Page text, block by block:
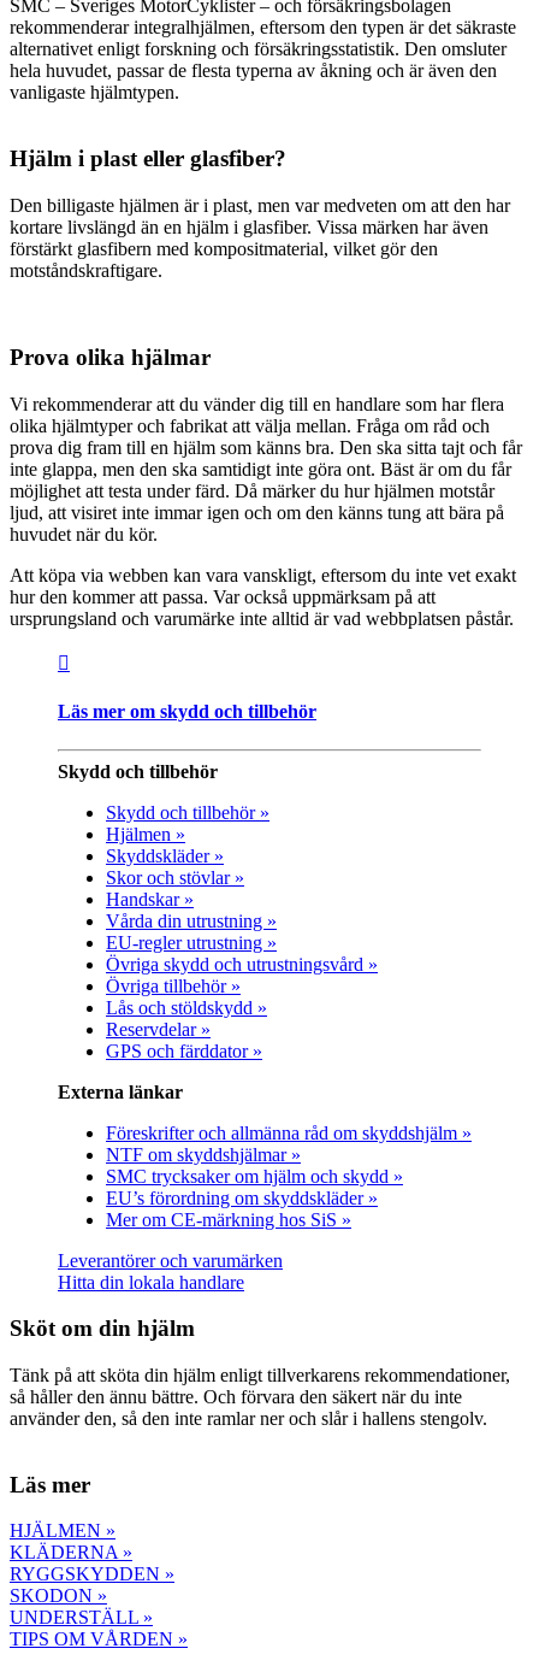
SMC – Sveriges MotorCyklister – och försäkringsbolagen
rekommenderar integralhjälmen, eftersom den typen är det säkraste
alternativet enligt forskning och försäkringsstatistik. Den omsluter
hela huvudet, passar de flesta typerna av åkning och är även den
vanligaste hjälmtypen.
Hjälm i plast eller glasfiber?
Den billigaste hjälmen är i plast, men var medveten om att den har
kortare livslängd än en hjälm i glasfiber. Vissa märken har även
förstärkt glasfibern med kompositmaterial, vilket gör den
motståndskraftigare.
Prova olika hjälmar
Vi rekommenderar att du vänder dig till en handlare som har flera
olika hjälmtyper och fabrikat att välja mellan. Fråga om råd och
prova dig fram till en hjälm som känns bra. Den ska sitta tajt och får
inte glappa, men den ska samtidigt inte göra ont. Bäst är om du får
möjlighet att testa under färd. Då märker du hur hjälmen motstår
ljud, att visiret inte immar igen och om den känns tung att bära på
huvudet när du kör.
Att köpa via webben kan vara vanskligt, eftersom du inte vet exakt
hur den kommer att passa. Var också uppmärksam på att
ursprungsland och varumärke inte alltid är vad webbplatsen påstår.
Läs mer om skydd och tillbehör
Skydd och tillbehör
Skydd och tillbehör »
Hjälmen »
Skyddskläder »
Skor och stövlar »
Handskar »
Vårda din utrustning »
EU-regler utrustning »
Övriga skydd och utrustningsvård »
Övriga tillbehör »
Lås och stöldskydd »
Reservdelar »
GPS och färddator »
Externa länkar
Föreskrifter och allmänna råd om skyddshjälm »
NTF om skyddshjälmar »
SMC trycksaker om hjälm och skydd »
EU’s förordning om skyddskläder »
Mer om CE-märkning hos SiS »
Leverantörer och varumärken
Hitta din lokala handlare
Sköt om din hjälm
Tänk på att sköta din hjälm enligt tillverkarens rekommendationer,
så håller den ännu bättre. Och förvara den säkert när du inte
använder den, så den inte ramlar ner och slår i hallens stengolv.
Läs mer
HJÄLMEN »
KLÄDERNA »
RYGGSKYDDEN »
SKODON »
UNDERSTÄLL »
TIPS OM VÅRDEN »